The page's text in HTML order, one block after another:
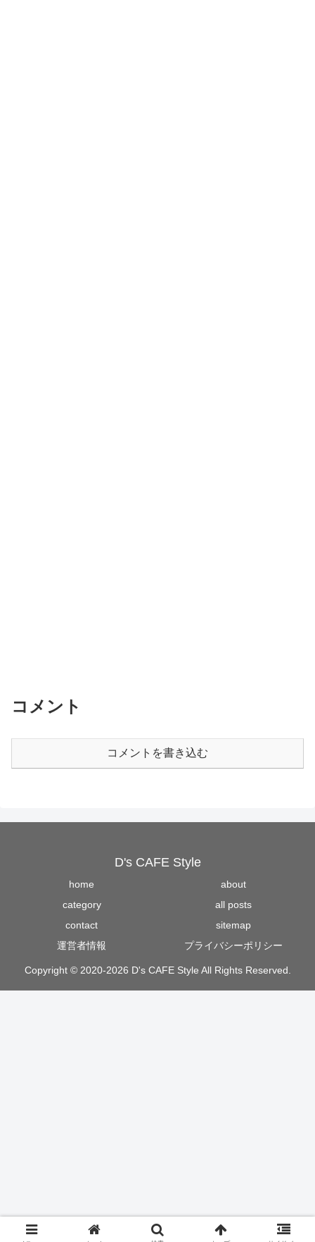
コメント
コメントを書き込む
D's CAFE Style
home
about
category
all posts
contact
sitemap
運営者情報
プライバシーポリシー
Copyright © 2020-2026 D's CAFE Style All Rights Reserved.